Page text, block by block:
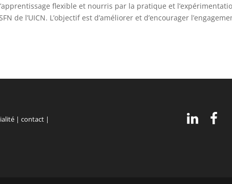
flexible et nourris par la pratique et
de l’UICN. L’objectif est d’améliorer et d’encourager
|contact |